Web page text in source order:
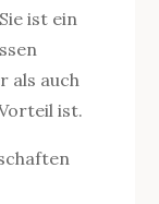
ist ein
als auch
ist.